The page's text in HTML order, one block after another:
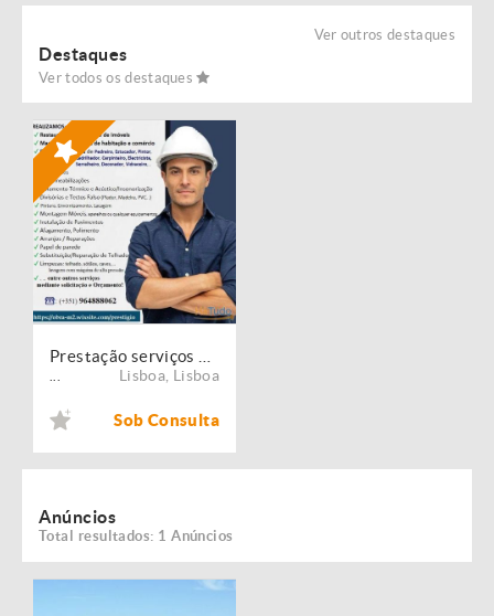
Ver outros destaques
Destaques
Ver todos os destaques
Lisboa Lisboa
Sob Consulta
Anúncios
Total resultados: 1 Anúncios